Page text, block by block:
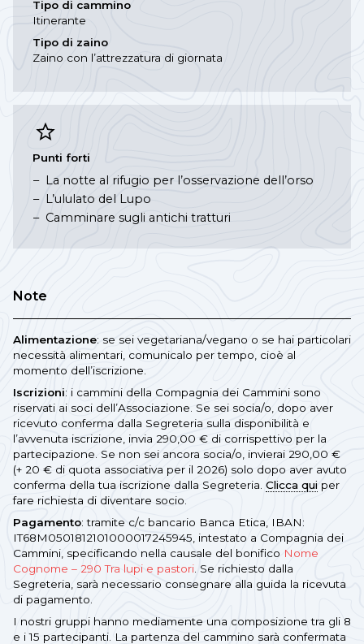
Tipo di cammino
Itinerante
Tipo di zaino
Zaino con l’attrezzatura di giornata
Punti forti
La notte al rifugio per l’osservazione dell’orso
L’ululato del Lupo
Camminare sugli antichi tratturi
Note
Alimentazione: se sei vegetariana/vegano o se hai particolari
necessità alimentari, comunicalo per tempo, cioè al
momento dell’iscrizione.
Iscrizioni: i cammini della Compagnia dei Cammini sono
riservati ai soci dell’Associazione. Se sei socia/o, dopo aver
ricevuto conferma dalla Segreteria sulla disponibilità e
l’avvenuta iscrizione, invia 290,00 € di corrispettivo per la
partecipazione. Se non sei ancora socia/o, invierai 290,00 €
(+ 20 € di quota associativa per il 2026) solo dopo aver avuto
conferma della tua iscrizione dalla Segreteria. Clicca qui per
fare richiesta di diventare socio.
Pagamento: tramite c/c bancario Banca Etica, IBAN:
IT68M0501812101000017245945, intestato a Compagnia dei
Cammini, specificando nella causale del bonifico Nome
Cognome – 290 Tra lupi e pastori . Se richiesto dalla
Segreteria, sarà necessario consegnare alla guida la ricevuta
di pagamento.
I nostri gruppi hanno mediamente una composizione tra gli 8
e i 15 partecipanti. La partenza del cammino sarà confermata